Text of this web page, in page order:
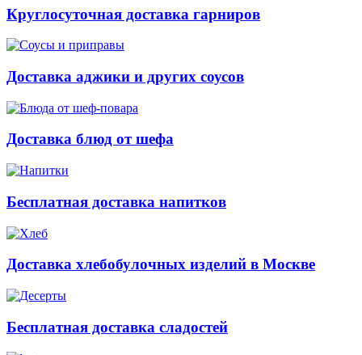
Круглосуточная доставка гарниров
Доставка аджики и других соусов
Доставка блюд от шефа
Бесплатная доставка напитков
Доставка хлебобулочных изделий в Москве
Бесплатная доставка сладостей